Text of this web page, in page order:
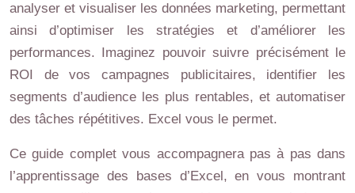
analyser et visualiser les données marketing, permettant
ainsi d’optimiser les stratégies et d’améliorer les
performances. Imaginez pouvoir suivre précisément le
ROI de vos campagnes publicitaires, identifier les
segments d’audience les plus rentables, et automatiser
des tâches répétitives. Excel vous le permet.
Ce guide complet vous accompagnera pas à pas dans
l’apprentissage des bases d’Excel, en vous montrant